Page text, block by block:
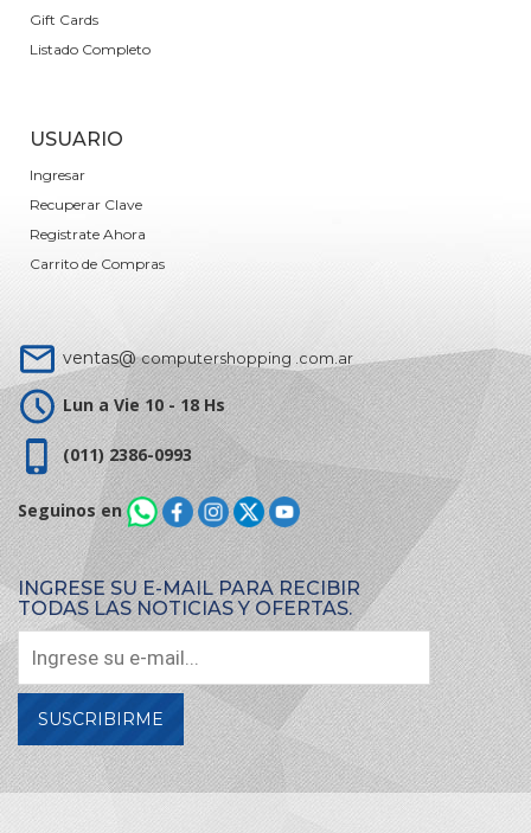
Gift Cards
Listado Completo
USUARIO
Ingresar
Recuperar Clave
Registrate Ahora
Carrito de Compras
ventas@computershopping .com.ar
Lun a Vie 10 - 18 Hs
(011) 2386-0993
Seguinos en
INGRESE SU E-MAIL PARA RECIBIR
TODAS LAS NOTICIAS Y OFERTAS.
SUSCRIBIRME